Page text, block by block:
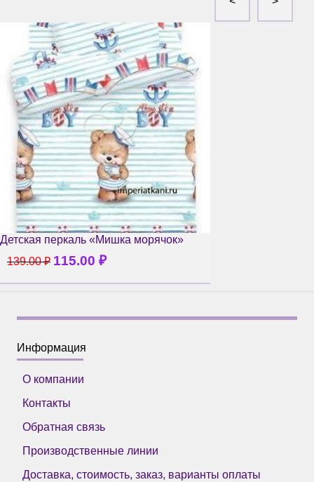
Детская перкаль «Мишка морячок»
139.00₽ 115.00 ₽
Информация
О компании
Контакты
Обратная связь
Производственные линии
Доставка, стоимость, заказ, варианты оплаты